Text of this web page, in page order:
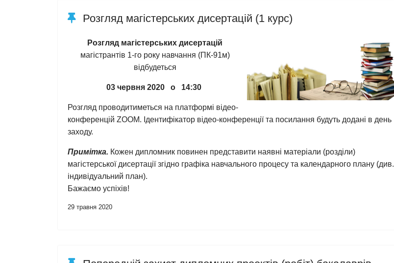
Розгляд магістерських дисертацій (1 курс)
Розгляд магістерських дисертацій
магістрантів 1-го року навчання (ПК-91м)
відбудеться
03 червня 2020 о 14:30
Розгляд проводитиметься на платформі відео-
конференцій ZOOM. Ідентифікатор відео-конференції та посилання будуть додані в день
заходу.
Примітка. Кожен дипломник повинен представити наявні матеріали (розділи)
магістерської дисертації згідно графіка навчального процесу та календарного плану (див.
індивідуальний план).
Бажаємо успіхів!
29 травня 2020